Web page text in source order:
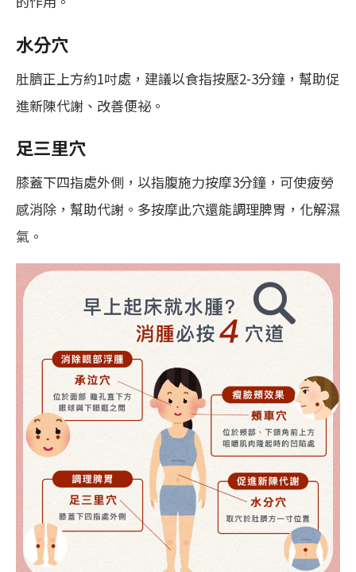
水分穴
肚臍正上方約1吋處，建議以食指按壓2-3分鐘，幫助促
進新陳代謝、改善便祕。
足三里穴
膝蓋下四指處外側，以指腹施力按摩3分鐘，可使疲勞
感消除，幫助代謝。多按摩此穴還能調理脾胃，化解濕
氣。